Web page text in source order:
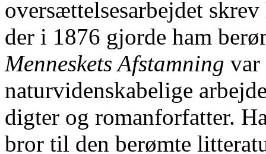
oversættelsesarbejdet
der i 1876 gjorde ham
Menneskets Afstamning var
naturvidenskabelige
digter og romanforfatter.
bror til den berømte